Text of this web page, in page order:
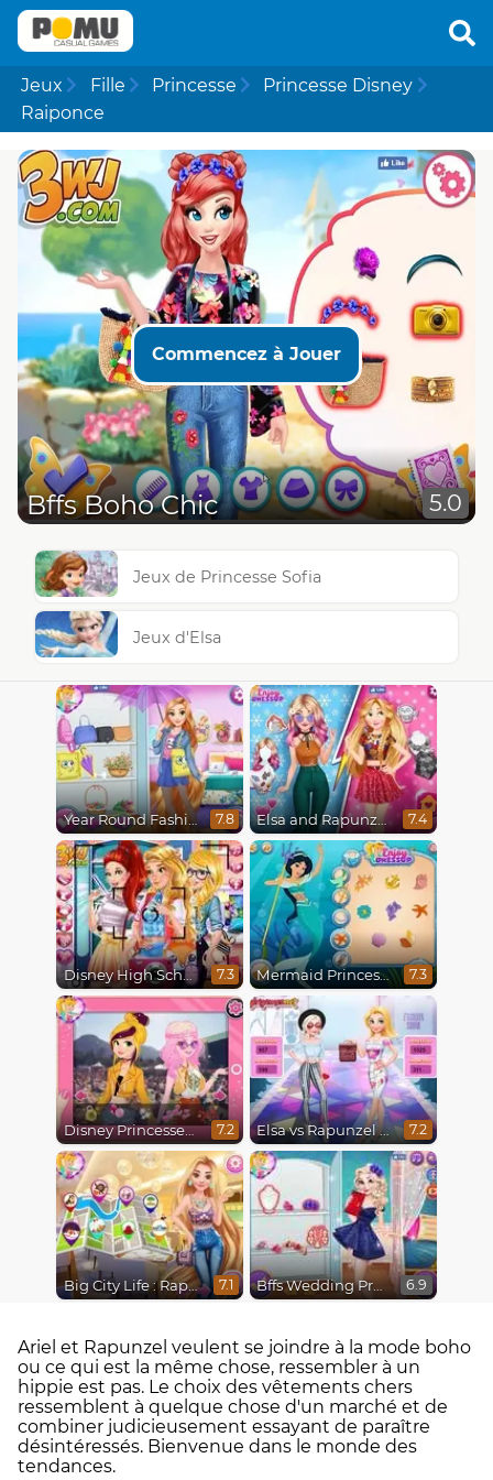
Jeux Fille Princesse
Princesse Disney
Raiponce
Commencez à Jouer
Bffs Boho Chic 5.0
Jeux de Princesse Sofia
Jeux d'Elsa
Year Round Fashionista Rapunzel 7.8 Elsa and Rapunzel Princess Rivalry 7.4
Disney High School Love 7.3 Mermaid Princesses 7.3
Disney Princesses : Boho vs Edgy 7.2 Elsa vs Rapunzel Fashion Game 7.2
Big City Life : Rapunzel 7.1 Bffs Wedding Prep 6.9
Ariel et Rapunzel veulent se joindre à la mode boho
ou ce qui est la même chose, ressembler à un
hippie est pas. Le choix des vêtements chers
ressemblent à quelque chose d'un marché et de
combiner judicieusement essayant de paraître
désintéressés. Bienvenue dans le monde des
tendances.